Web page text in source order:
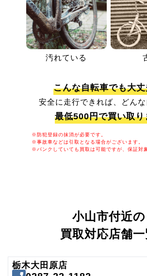
汚れている
こんな自転車でも大
安全に走行できれば、どんな
最低500円で買い取り
※防犯登録の抹消が必要です。
※事故車などは引取となる場合がございます。
※パンクしていても買取は可能ですが、保証対
小山市付近の
買取対応店舗
栃木大田原店